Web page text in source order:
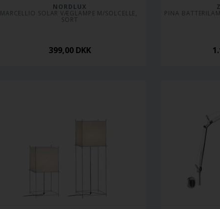
NORDLUX
MARCELLIO SOLAR VÆGLAMPE M/SOLCELLE,
SORT
399,00 DKK
PINA